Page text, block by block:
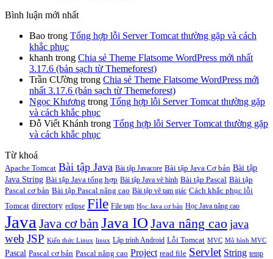
Bình luận mới nhất
Bao trong Tổng hợp lỗi Server Tomcat thường gặp và cách
khắc phục
khanh trong Chia sẻ Theme Flatsome WordPress mới nhất
3.17.6 (bản sạch từ Themeforest)
Trần CƯờng trong Chia sẻ Theme Flatsome WordPress mới
nhất 3.17.6 (bản sạch từ Themeforest)
Ngọc Khương trong Tổng hợp lỗi Server Tomcat thường gặp
và cách khắc phục
Đỗ Viết Khánh trong Tổng hợp lỗi Server Tomcat thường gặp
và cách khắc phục
Từ khoá
Apache Tomcat Bài tập Java Bài tập Javacore Bài tập Java Cơ bản Bài tập
Java String Bài tập Java tổng hợp Bài tập Java vẽ hình Bài tập Pascal Bài tập
Pascal cơ bản Bài tập Pascal nâng cao Bài tập vẽ tam giác Cách khắc phục lỗi
Tomcat directory eclipse File File tạm Học Java cơ bản Học Java nâng cao
Java Java cơ bản Java IO Java nâng caojava
web JSP Kiến thức Linux linux Lập trình Android Lỗi Tomcat MVC Mô hình MVC
Pascal Pascal cơ bản Pascal nâng cao Project read file Servlet String temp